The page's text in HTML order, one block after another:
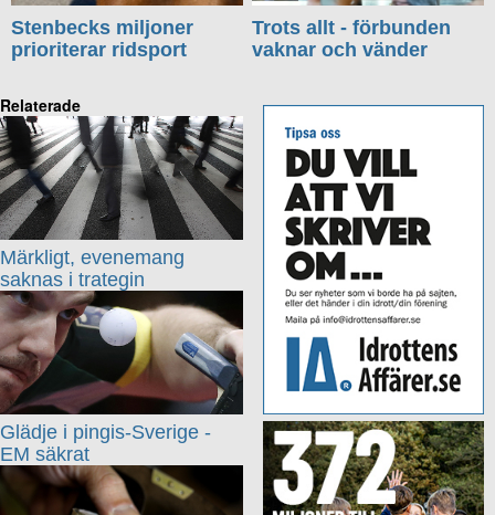
Stenbecks miljoner
prioriterar ridsport
Trots allt - förbunden
vaknar och vänder
Relaterade
Märkligt, evenemang
saknas i trategin
Glädje i pingis-Sverige -
EM säkrat